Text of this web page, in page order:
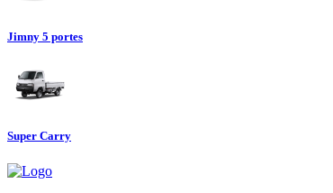
Jimny 5 portes
Super Carry